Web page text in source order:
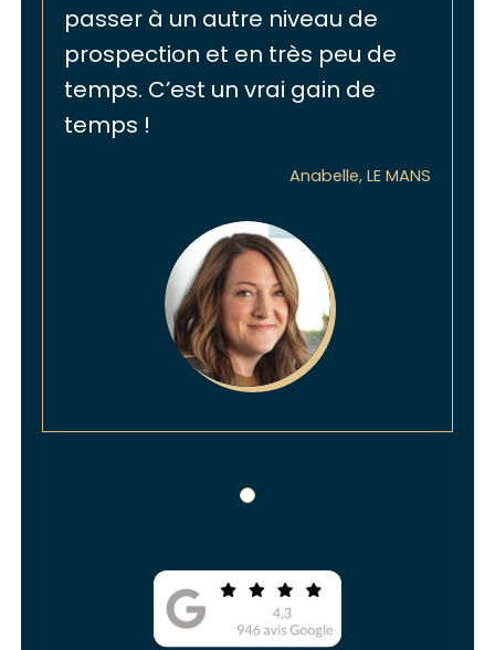
passer à un autre niveau de
prospection et en très peu de
temps. C’est un vrai gain de
temps !
Anabelle, LE MANS